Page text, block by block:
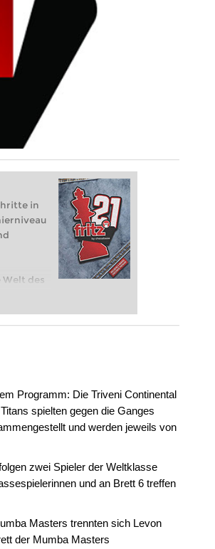
in
des
Mit
Programm: Die Triveni Continental
spielten gegen die Ganges
und werden jeweils von
zwei Spieler der Weltklasse
und an Brett 6 treffen
Masters trennten sich Levon
der Mumba Masters